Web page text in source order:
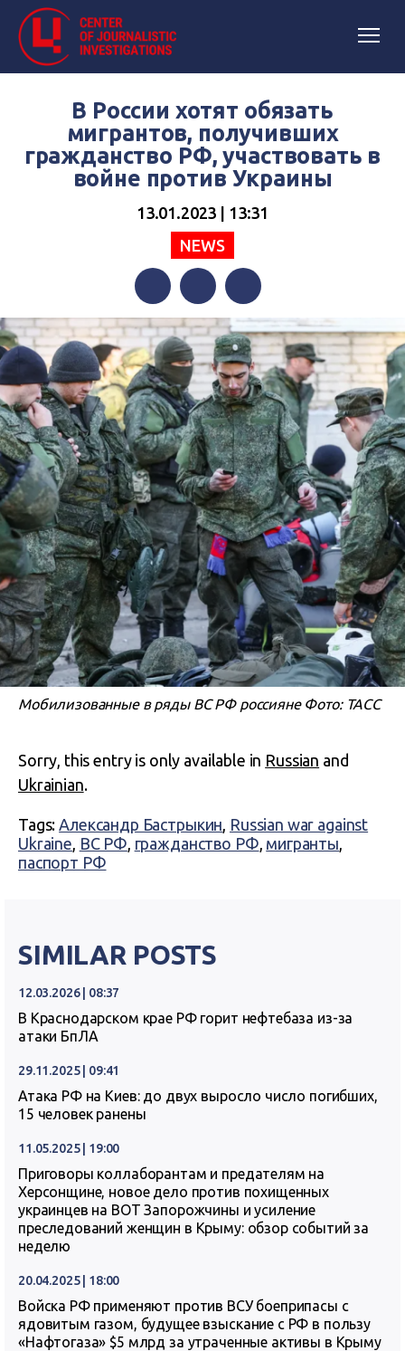
В России хотят обязать
мигрантов, получивших
гражданство РФ, участвовать в
войне против Украины
13.01.2023 | 13:31
NEWS
FacebookTwitterTelegram
Мобилизованные в ряды ВС РФ россияне Фото: ТАСС
Sorry, this entry is only available in Russian and
Ukrainian.
Tags:Александр Бастрыкин, Russian war against
Ukraine, ВС РФ, гражданство РФ, мигранты,
паспорт РФ
SIMILAR POSTS
12.03.2026 | 08:37
В Краснодарском крае РФ горит нефтебаза из-за
атаки БпЛА
29.11.2025 | 09:41
Атака РФ на Киев: до двух выросло число погибших,
15 человек ранены
11.05.2025 | 19:00
Приговоры коллаборантам и предателям на
Херсонщине, новое дело против похищенных
украинцев на ВОТ Запорожчины и усиление
преследований женщин в Крыму: обзор событий за
неделю
20.04.2025 | 18:00
Войска РФ применяют против ВСУ боеприпасы с
ядовитым газом, будущее взыскание с РФ в пользу
«Нафтогаза» $5 млрд за утраченные активы в Крыму